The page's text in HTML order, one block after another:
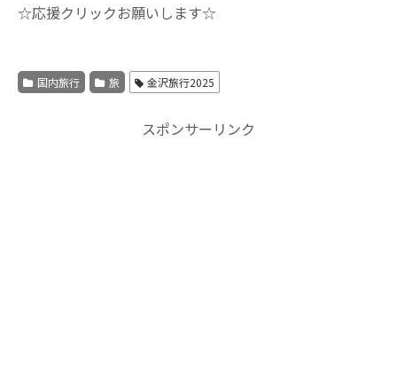
☆応援クリックお願いします☆
国内旅行 旅 金沢旅行2025
スポンサーリンク